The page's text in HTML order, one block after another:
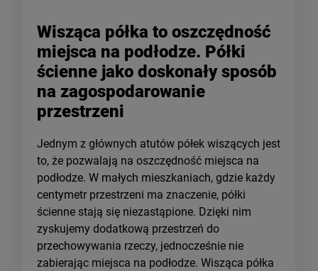
Wisząca półka to oszczędność
miejsca na podłodze. Półki
ścienne jako doskonały sposób
na zagospodarowanie
przestrzeni
Jednym z głównych atutów półek wiszących jest
to, że pozwalają na oszczędność miejsca na
podłodze. W małych mieszkaniach, gdzie każdy
centymetr przestrzeni ma znaczenie, półki
ścienne stają się niezastąpione. Dzięki nim
zyskujemy dodatkową przestrzeń do
przechowywania rzeczy, jednocześnie nie
zabierając miejsca na podłodze. Wisząca półka